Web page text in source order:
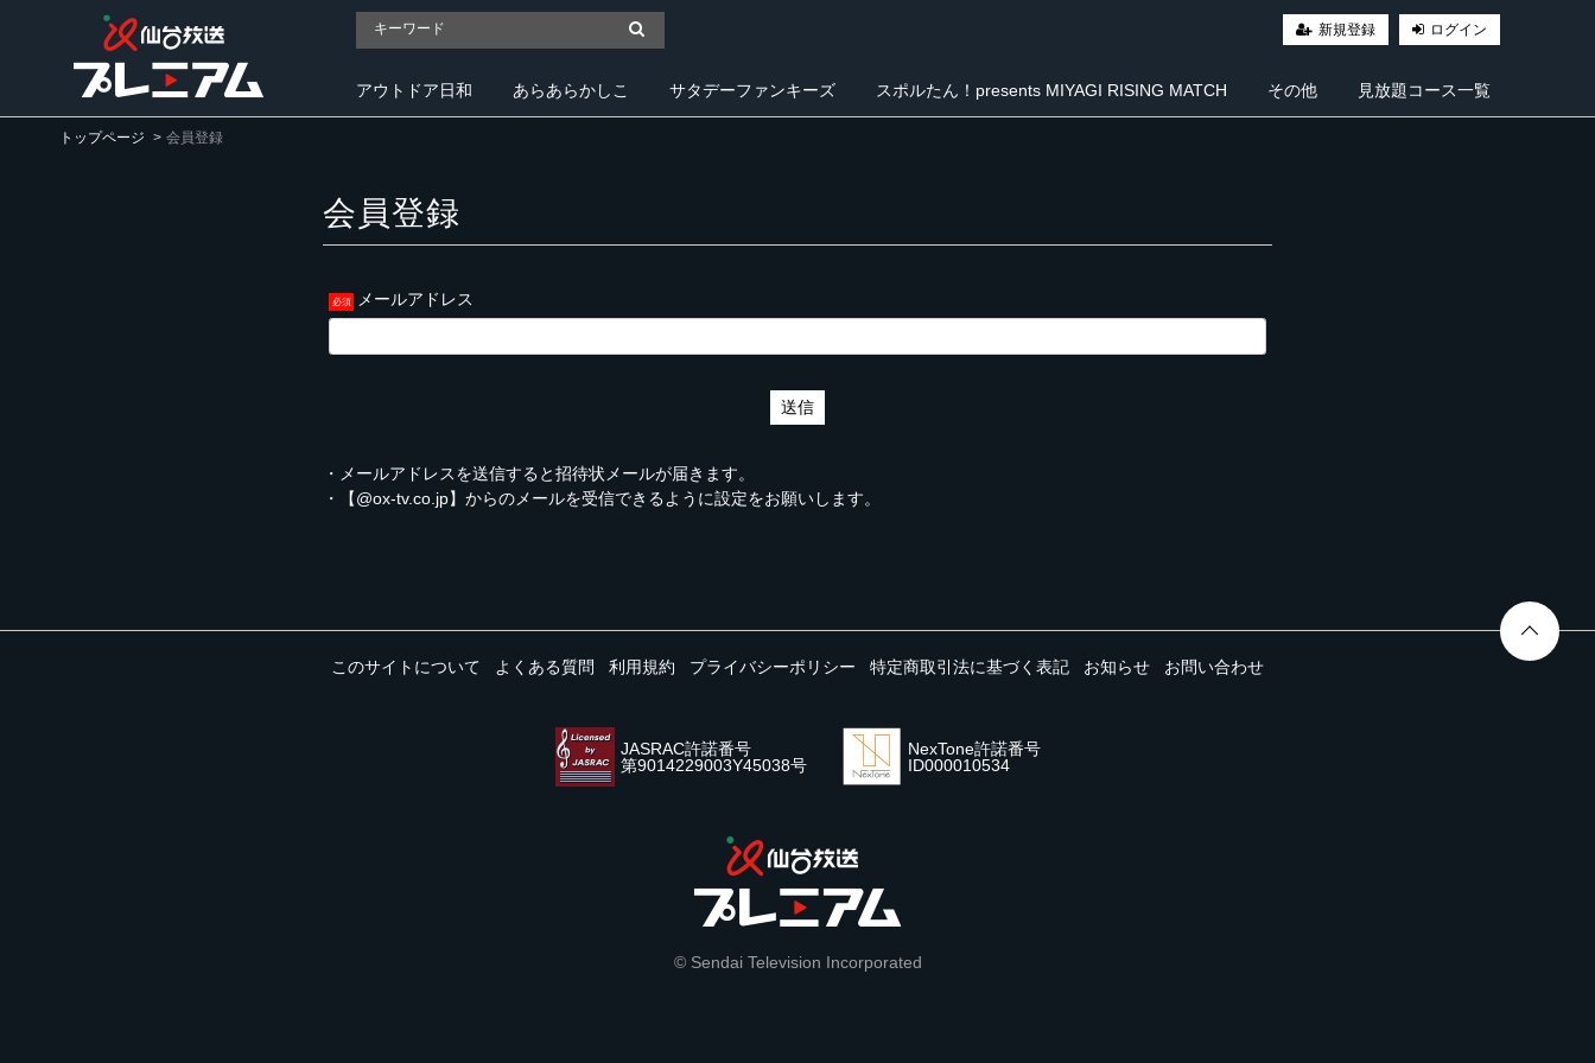
新規登録 ログイン
アウトドア日和 あらあらかしこ サタデーファンキーズ スポルたん！presents MIYAGI RISING MATCH その他 見放題コース一覧
トップページ 会員登録
会員登録
メールアドレス
送信
・メールアドレスを送信すると招待状メールが届きます。
・【@ox-tv.co.jp】からのメールを受信できるように設定をお願いします。
このサイトについて よくある質問 利用規約 プライバシーポリシー 特定商取引法に基づく表記 お知らせ お問い合わせ
JASRAC許諾番号
第9014229003Y45038号
NexTone許諾番号
ID000010534
© Sendai Television Incorporated